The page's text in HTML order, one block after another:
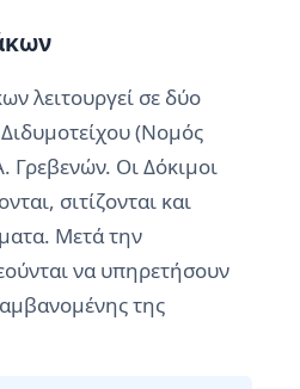
λειτουργεί σε δύο
(Νομός
Γρεβενών. Οι Δόκιμοι
σιτίζονται και
Μετά την
να υπηρετήσουν
της